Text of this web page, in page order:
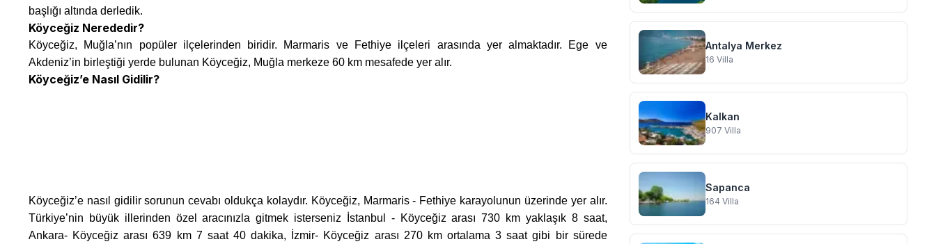
başlığı altında derledik.
Köyceğiz Nerededir?
Köyceğiz, Muğla’nın popüler ilçelerinden biridir. Marmaris ve Fethiye ilçeleri arasında yer almaktadır. Ege ve
Akdeniz’in birleştiği yerde bulunan Köyceğiz, Muğla merkeze 60 km mesafede yer alır.
Köyceğiz’e Nasıl Gidilir?
Köyceğiz’e nasıl gidilir sorunun cevabı oldukça kolaydır. Köyceğiz, Marmaris - Fethiye karayolunun üzerinde yer alır.
Türkiye’nin büyük illerinden özel aracınızla gitmek isterseniz İstanbul - Köyceğiz arası 730 km yaklaşık 8 saat,
Ankara- Köyceğiz arası 639 km 7 saat 40 dakika, İzmir- Köyceğiz arası 270 km ortalama 3 saat gibi bir sürede
Antalya Merkez
16 Villa
Kalkan
907 Villa
Sapanca
164 Villa